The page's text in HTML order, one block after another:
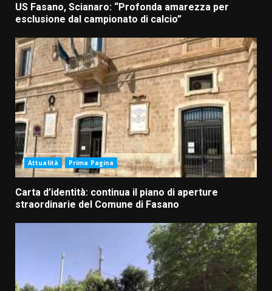
US Fasano, Scianaro: “Profonda amarezza per
esclusione dal campionato di calcio”
Attualità Prima Pagina
Carta d’identità: continua il piano di aperture
straordinarie del Comune di Fasano